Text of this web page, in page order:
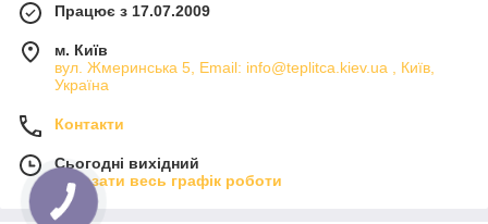
Працює з 17.07.2009
м. Київ
вул. Жмеринська 5, Email: info@teplitca.kiev.ua , Київ,
Україна
Контакти
Сьогодні вихідний
Показати весь графік роботи